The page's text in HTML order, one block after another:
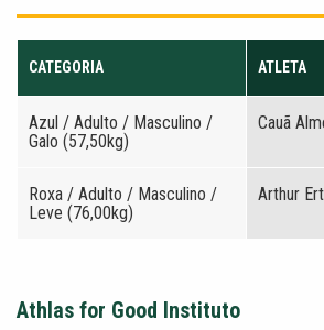
CATEGORIA ATLETA
Azul / Adulto / Masculino /
Galo (57,50kg)
Cauã
Roxa / Adulto / Masculino /
Leve (76,00kg)
Arthur
Athlas for Good Instituto